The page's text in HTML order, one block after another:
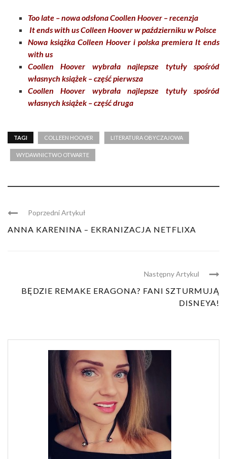
Too late – nowa odsłona Coollen Hoover – recenzja
It ends with us Colleen Hoover w październiku w Polsce
Nowa książka Colleen Hoover i polska premiera It ends
with us
Coollen Hoover wybrała najlepsze tytuły spośród
własnych książek – część pierwsza
Coollen Hoover wybrała najlepsze tytuły spośród
własnych książek – część druga
TAGI COLLEEN HOOVER LITERATURA OBYCZAJOWA
WYDAWNICTWO OTWARTE
Poprzedni Artykuł
ANNA KARENINA – EKRANIZACJA NETFLIXA
Następny Artykul
BĘDZIE REMAKE ERAGONA? FANI SZTURMUJĄ
DISNEYA!